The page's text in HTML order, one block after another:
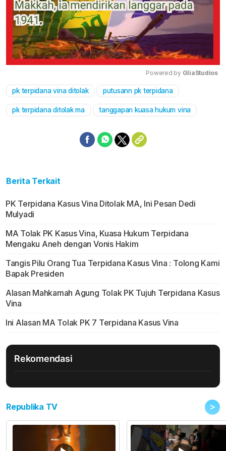
Powered by GliaStudios
pk terpidana vina ditolak putusann pk terpidana
pk terpidana ditolak ma tanggapan kuasa hukum vina
Berita Terkait
PK Terpidana Kasus Vina Ditolak MA, Ini Pesan Dedi
Mulyadi
MA Tolak PK Kasus Vina, Kuasa Hukum Terpidana
Mengaku Aneh dengan Vonis Hakim
Tangis Pilu Orang Tua Terpidana Kasus Vina : Tolong Kami
Bapak Presiden
Alasan Mahkamah Agung Tolak PK Tujuh Terpidana Kasus
Vina
Ini Alasan MA Tolak PK 7 Terpidana Kasus Vina
Rekomendasi
Republika TV >